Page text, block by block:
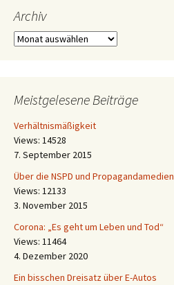
Archiv
Archiv
Meistgelesene Beiträge
Verhältnismäßigkeit
Views: 14528
7. September 2015
Über die NSPD und Propagandamedien
Views: 12133
3. November 2015
Corona: „Es geht um Leben und Tod“
Views: 11464
4. Dezember 2020
Ein bisschen Dreisatz über E-Autos